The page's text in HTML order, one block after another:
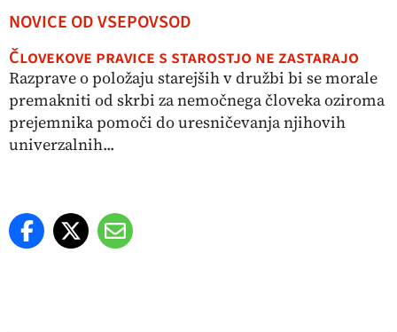
NOVICE OD VSEPOVSOD
Človekove pravice s starostjo ne zastarajo
Razprave o položaju starejših v družbi bi se morale
premakniti od skrbi za nemočnega človeka oziroma
prejemnika pomoči do uresničevanja njihovih
univerzalnih...